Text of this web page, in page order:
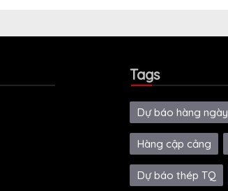
Tags
Dự báo hàng ngày
Hàng cập cảng
Dự báo thép TQ